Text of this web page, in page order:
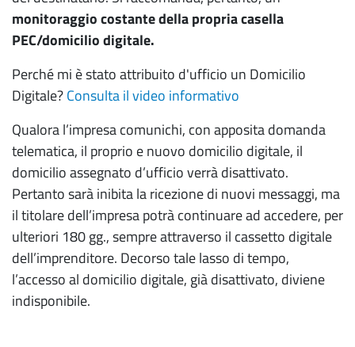
monitoraggio costante della propria casella
PEC/domicilio digitale.
Perché mi è stato attribuito d'ufficio un Domicilio
Digitale?Consulta il video informativo
Qualora l’impresa comunichi, con apposita domanda
telematica, il proprio e nuovo domicilio digitale, il
domicilio assegnato d’ufficio verrà disattivato.
Pertanto sarà inibita la ricezione di nuovi messaggi, ma
il titolare dell’impresa potrà continuare ad accedere, per
ulteriori 180 gg., sempre attraverso il cassetto digitale
dell’imprenditore. Decorso tale lasso di tempo,
l’accesso al domicilio digitale, già disattivato, diviene
indisponibile.